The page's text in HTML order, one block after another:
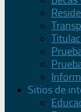
Sitios de